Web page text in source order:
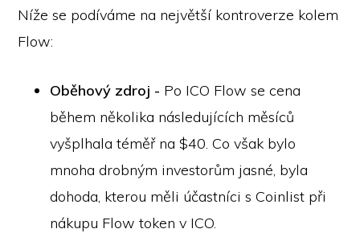
Níže se podíváme na největší kontroverze kolem
Flow:
Oběhový zdroj - Po ICO Flow se cena
během několika následujících měsíců
vyšplhala téměř na $40. Co však bylo
mnoha drobným investorům jasné, byla
dohoda, kterou měli účastníci s Coinlist při
nákupu Flow token v ICO.